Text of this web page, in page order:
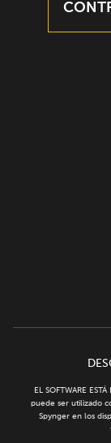
EL SOFTWARE
puede ser utilizado
Spynger en los